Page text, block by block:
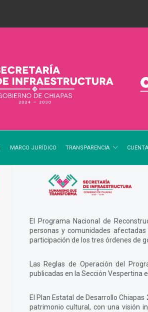
MARCO JURÍDICO TRANSPARENCIA
El Programa Nacional de
personas y comunidades
participación de los tres órdenes de
Las Reglas de Operación del
publicadas en la Sección Vespertina
El Plan Estatal de Desarrollo
patrimonio cultural, con una visión